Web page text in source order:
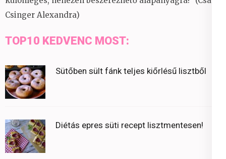
Csinger Alexandra)
TOP10 KEDVENC MOST:
Sütőben sült fánk teljes kiőrlésű lisztből
Diétás epres süti recept lisztmentesen!